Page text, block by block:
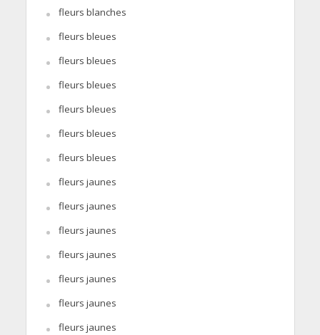
fleurs blanches
fleurs bleues
fleurs bleues
fleurs bleues
fleurs bleues
fleurs bleues
fleurs bleues
fleurs jaunes
fleurs jaunes
fleurs jaunes
fleurs jaunes
fleurs jaunes
fleurs jaunes
fleurs jaunes